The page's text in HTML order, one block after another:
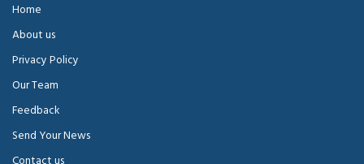
Home
About us
Privacy Policy
Our Team
Feedback
Send Your News